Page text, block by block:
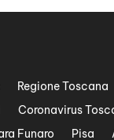
Regione Toscana
Coronavirus
Funaro Pisa